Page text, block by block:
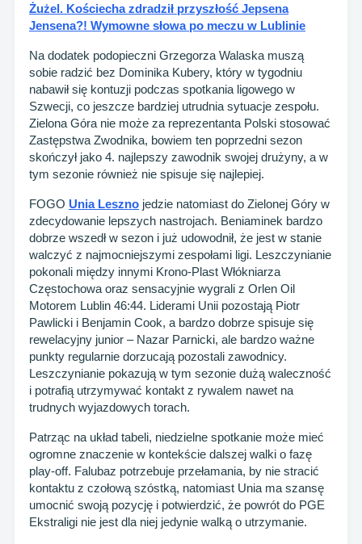
Żużel. Kościecha zdradził przyszłość Jepsena
Jensena?! Wymowne słowa po meczu w Lublinie
Na dodatek podopieczni Grzegorza Walaska muszą
sobie radzić bez Dominika Kubery, który w tygodniu
nabawił się kontuzji podczas spotkania ligowego w
Szwecji, co jeszcze bardziej utrudnia sytuacje zespołu.
Zielona Góra nie może za reprezentanta Polski stosować
Zastępstwa Zwodnika, bowiem ten poprzedni sezon
skończył jako 4. najlepszy zawodnik swojej drużyny, a w
tym sezonie również nie spisuje się najlepiej.
FOGO Unia Leszno jedzie natomiast do Zielonej Góry w
zdecydowanie lepszych nastrojach. Beniaminek bardzo
dobrze wszedł w sezon i już udowodnił, że jest w stanie
walczyć z najmocniejszymi zespołami ligi. Leszczynianie
pokonali między innymi Krono-Plast Włókniarza
Częstochowa oraz sensacyjnie wygrali z Orlen Oil
Motorem Lublin 46:44. Liderami Unii pozostają Piotr
Pawlicki i Benjamin Cook, a bardzo dobrze spisuje się
rewelacyjny junior – Nazar Parnicki, ale bardzo ważne
punkty regularnie dorzucają pozostali zawodnicy.
Leszczynianie pokazują w tym sezonie dużą waleczność
i potrafią utrzymywać kontakt z rywalem nawet na
trudnych wyjazdowych torach.
Patrząc na układ tabeli, niedzielne spotkanie może mieć
ogromne znaczenie w kontekście dalszej walki o fazę
play-off. Falubaz potrzebuje przełamania, by nie stracić
kontaktu z czołową szóstką, natomiast Unia ma szansę
umocnić swoją pozycję i potwierdzić, że powrót do PGE
Ekstraligi nie jest dla niej jedynie walką o utrzymanie.